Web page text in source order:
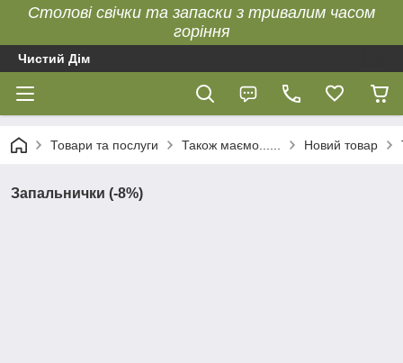
Столові свічки та запаски з тривалим часом
горіння
Чистий Дім
Товари та послуги Також маємо...... Новий товар
Запальнички (-8%)